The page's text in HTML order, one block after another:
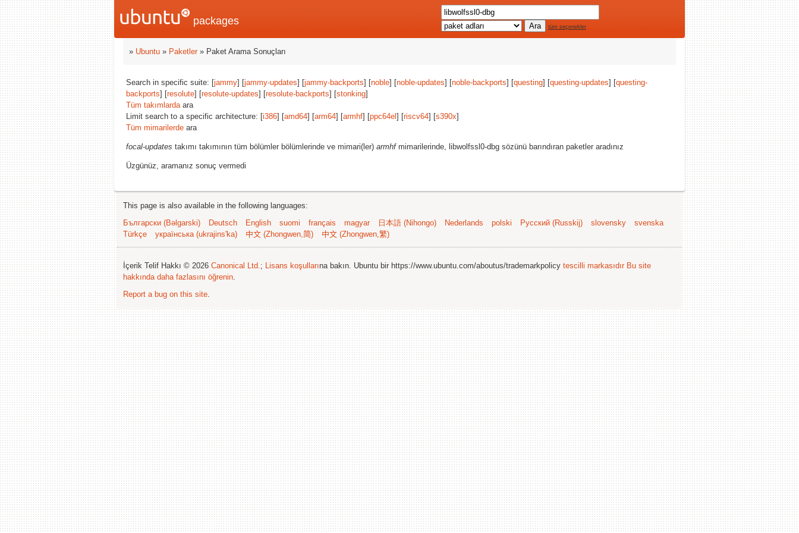
packages tüm seçenekler
» Ubuntu » Paketler» Paket Arama Sonuçları
Search in specific suite: [jammy] [jammy-updates] [jammy-backports] [noble] [noble-updates] [noble-backports] [questing] [questing-updates] [questing-
backports] [resolute] [resolute-updates] [resolute-backports] [stonking]
Tüm takımlardaara
Limit search to a specific architecture: [i386] [amd64] [arm64] [armhf] [ppc64el ] [riscv64] [s390x]
Tüm mimarilerde ara
focal-updates takımı takımının tüm bölümler bölümlerinde ve mimari(ler) armhfmimarilerinde, libwolfssl0-dbg sözünü barındıran paketler aradınız
Üzgünüz, aramanız sonuç vermedi
This page is also available in the following languages:
Български (Bəlgarski)
Deutsch English suomi français magyar 日本語 (Nihongo) Nederlands polski Русский (Russkij) slovensky
svenska
Türkçe
українська (ukrajins'ka) 中文 (Zhongwen,简) 中文 (Zhongwen,繁)
İçerik Telif Hakkı © 2026 Canonical Ltd.; Lisans koşullarına bakın. Ubuntu bir https://www.ubuntu.com/aboutus/trademarkpolicy tescilli markasıdır Bu site
hakkında daha fazlasını öğrenin.
Report a bug on this site.